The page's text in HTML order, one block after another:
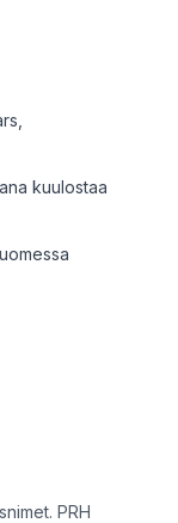
kuulostaa
PRH